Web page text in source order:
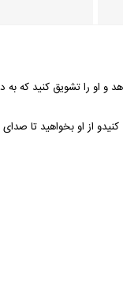
او را تشویق کنید که به
از او بخواهید تا صدای